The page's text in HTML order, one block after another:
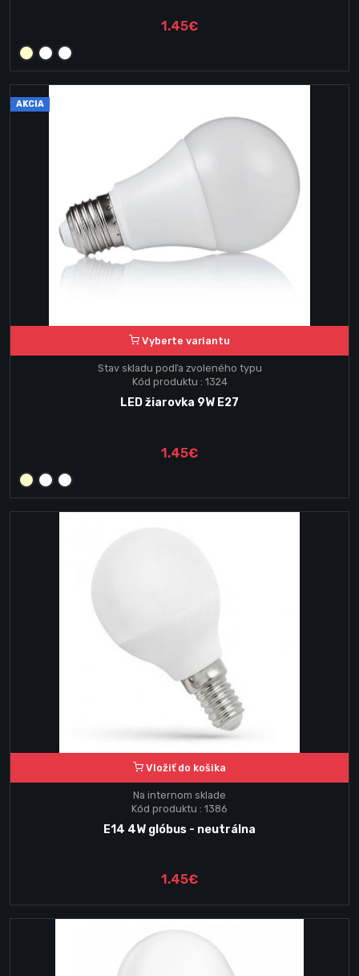
1.45€
AKCIA
Vyberte variantu
Stav skladu podľa zvoleného typu
Kód produktu : 1324
LED žiarovka 9W E27
1.45€
Vložiť do košika
Na internom sklade
Kód produktu : 1386
E14 4W glóbus - neutrálna
1.45€